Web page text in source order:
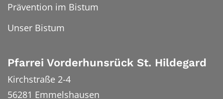
Prävention im Bistum
Unser Bistum
Pfarrei Vorderhunsrück St. Hildegard
Kirchstraße 2-4
56281 Emmelshausen